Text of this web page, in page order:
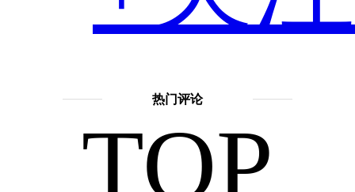
想
擅长
话
题：
热门评论
TOP